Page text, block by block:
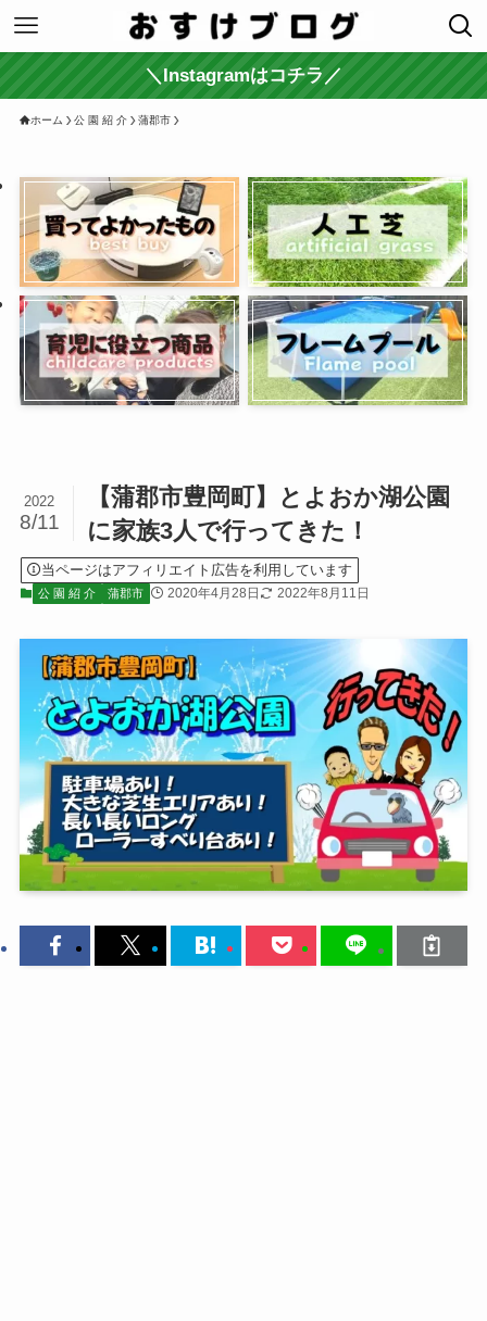
＼Instagramはコチラ／
ホーム 公 園 紹 介 蒲郡市
【蒲郡市豊岡町】とよおか湖公園
に家族3人で行ってきた！
2022
8/11
当ページはアフィリエイト広告を利用しています
公 園 紹 介 蒲郡市 2020年4月28日 2022年8月11日